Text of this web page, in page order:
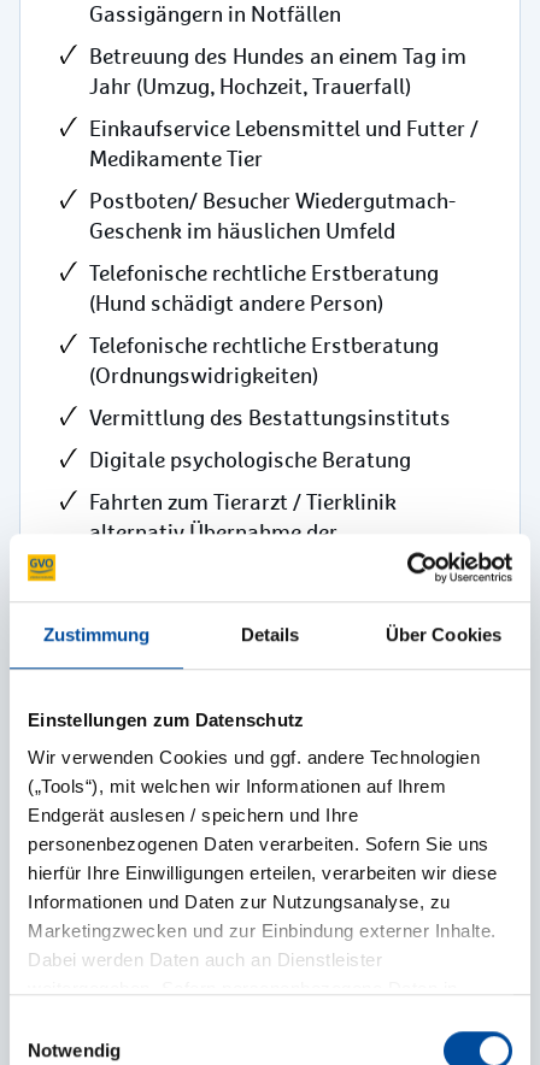
Zustimmung Details Über Cookies
Einstellungen zum Datenschutz
Wir verwenden Cookies und ggf. andere Technologien
(„Tools“), mit welchen wir Informationen auf Ihrem
Endgerät auslesen / speichern und Ihre
personenbezogenen Daten verarbeiten. Sofern Sie uns
hierfür Ihre Einwilligungen erteilen, verarbeiten wir diese
Informationen und Daten zur Nutzungsanalyse, zu
Marketingzwecken und zur Einbindung externer Inhalte.
Dabei werden Daten auch an Dienstleister
Behörden auf diese Daten zugreifen und sie auswerten,
Notwendig
Gassigängern in Notfällen
Betreuung des Hundes an einem Tag im
Jahr (Umzug, Hochzeit, Trauerfall)
Einkaufservice Lebensmittel und Futter /
Medikamente Tier
Postboten/ Besucher Wiedergutmach-
Geschenk im häuslichen Umfeld
Telefonische rechtliche Erstberatung
(Hund schädigt andere Person)
Telefonische rechtliche Erstberatung
(Ordnungswidrigkeiten)
Vermittlung des Bestattungsinstituts
Digitale psychologische Beratung
Fahrten zum Tierarzt / Tierklinik
alternativ Übernahme der
Recherche und Benennung (Tierkliniken,
etc.)
Chiropraktiker)
Listen und Tipps zum Wiederauffinden
des Tieres (Entlaufen / Diebstahl)
Checkliste zum Thema „Reisen mit Tier “
Beratung bei der Einreise wie z. B.
länderspezifische Einreisegesetze